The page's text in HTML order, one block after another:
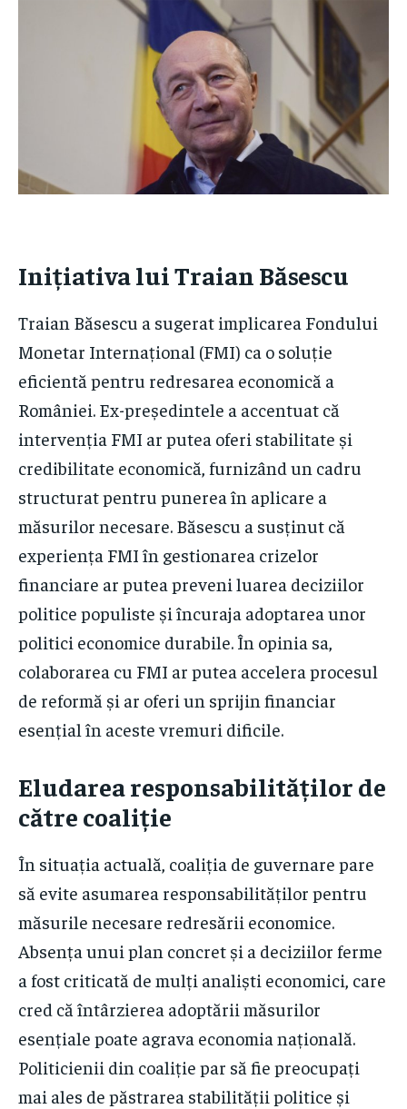
Inițiativa lui Traian Băsescu
Traian Băsescu a sugerat implicarea Fondului
Monetar Internațional (FMI) ca o soluție
eficientă pentru redresarea economică a
României. Ex-președintele a accentuat că
intervenția FMI ar putea oferi stabilitate și
credibilitate economică, furnizând un cadru
structurat pentru punerea în aplicare a
măsurilor necesare. Băsescu a susținut că
experiența FMI în gestionarea crizelor
financiare ar putea preveni luarea deciziilor
politice populiste și încuraja adoptarea unor
politici economice durabile. În opinia sa,
colaborarea cu FMI ar putea accelera procesul
de reformă și ar oferi un sprijin financiar
esențial în aceste vremuri dificile.
Eludarea responsabilităților de
către coaliție
În situația actuală, coaliția de guvernare pare
să evite asumarea responsabilităților pentru
măsurile necesare redresării economice.
Absența unui plan concret și a deciziilor ferme
a fost criticată de mulți analiști economici, care
cred că întârzierea adoptării măsurilor
esențiale poate agrava economia națională.
Politicienii din coaliție par să fie preocupați
mai ales de păstrarea stabilității politice și